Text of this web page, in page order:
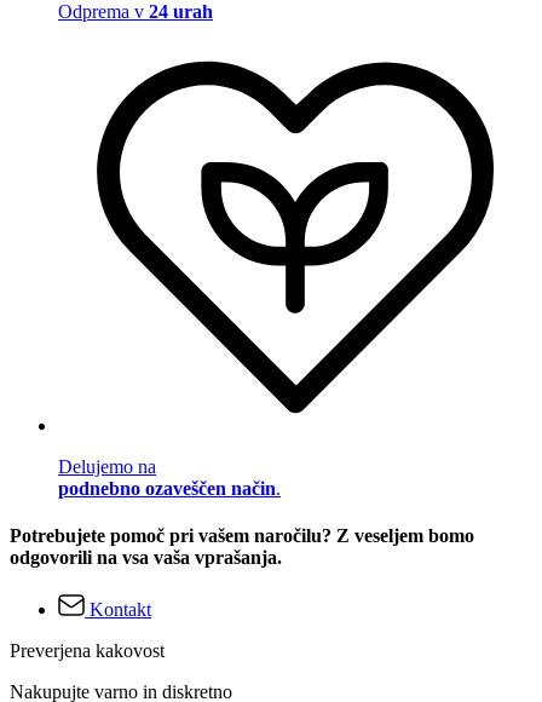
Odprema v 24 urah
Delujemo na
podnebno ozaveščen način.
Potrebujete pomoč pri vašem naročilu? Z veseljem bomo
odgovorili na vsa vaša vprašanja.
Kontakt
Preverjena kakovost
Nakupujte varno in diskretno